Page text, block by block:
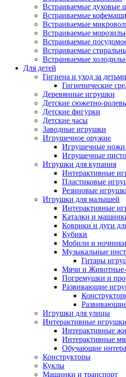
Встраиваемые духовые
Встраиваемые
Встраиваемые
Встраиваемые
Встраиваемые
Встраиваемые
Встраиваемые
Для детей
Гигиена и уход за детьми
Гигиенические
Деревянные игрушки
Детские сюжетно-
Детские фигурки
Детские часы
Заводные игрушки
Игрушечное оружие
Игрушечные ножи
Игрушечные
Игрушки для купания
Интерактивные
Пластиковые
Резиновые
Игрушки для малышей
Интерактивные
Каталки и
Коврики и дуги
Кубики
Мобили и
Музыкальные
Гитары
Мячи и
Погремушки и
Развивающие
Игрушки для улицы
Интерактивные игрушки
Интерактивные
Интерактивные
Обучающие
Конструкторы
Куклы
Машинки и транспорт